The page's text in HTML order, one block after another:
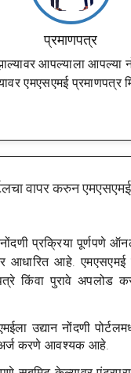
प्रमाणपत्र
आपल्याला आपल्या
एमएसएमई प्रमाणपत्र
वापर करुन
प्रक्रिया पूर्णपणे
आधारित आहे. एमएसएमई
किंवा पुरावे अपलोड
उद्यान नोंदणी
अर्ज करणे आवश्यक आहे.